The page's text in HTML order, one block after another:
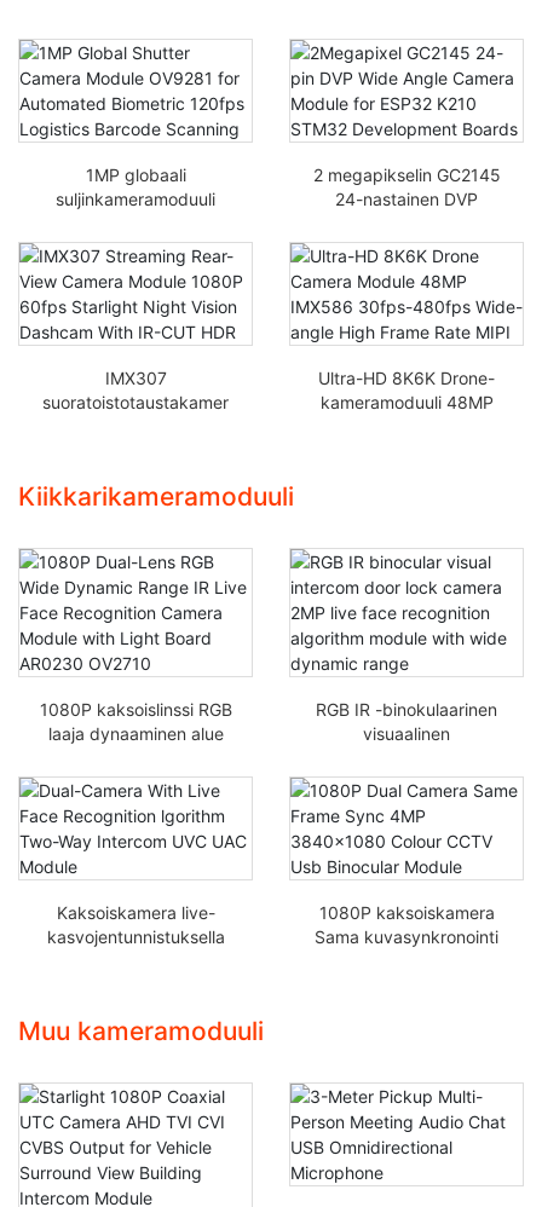
1MP globaali
suljinkameramoduuli
automatisoituun
biometriseen 120fps
logistiikkaviiriviinnyksee
n
2 megapikselin GC2145
24-nastainen DVP
uli ESP32 K210 STM32 -
kehityskorteille
IMX307
suoratoistotaustakamer
HDR:llä
Ultra-HD 8K6K Drone-
kameramoduuli 48MP
Kiikkarikameramoduuli
1080P kaksoislinssi RGB
laaja dynaaminen alue
Recognition -
kameramoduuli
valolevyllä AR0230
OV2710
RGB IR -binokulaarinen
visuaalinen
2MP reaaliaikainen
kasvojentunnistusalgorit
mimoduuli laajalla
dynaamisella alueella
Kaksoiskamera live-
kasvojentunnistuksella
moduuli
1080P kaksoiskamera
Sama kuvasynkronointi
Muu kameramoduuli